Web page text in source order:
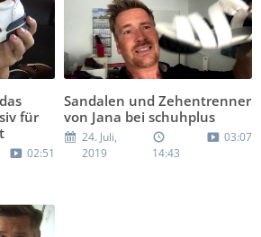
für
02:51
Sandalen und Zehentrenner
von Jana bei schuhplus
24. Juli,
2019
14:43
03:07